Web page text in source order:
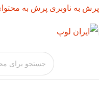
پرش به ناوبری پرش به